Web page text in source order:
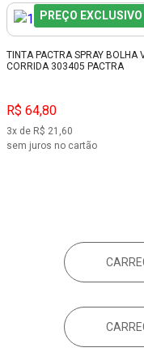
PREÇO EXCLUSIVO
TINTA PACTRA SPRAY BOLHA
CORRIDA 303405 PACTRA
R$ 64,80
3x de R$ 21,60
sem juros no cartão